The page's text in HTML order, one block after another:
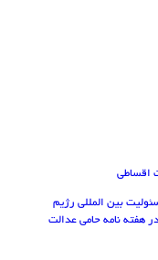
اقساطی
بین المللی رژیم
هفته نامه حامی عدالت